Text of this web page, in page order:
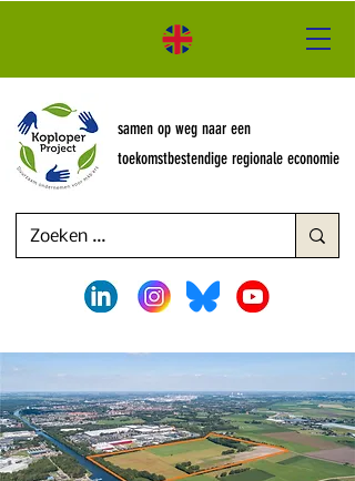
samen op weg naar een
toekomstbestendige regionale economie